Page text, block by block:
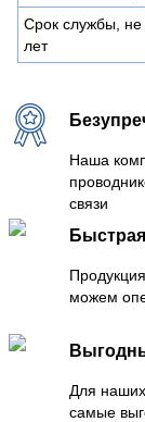
Срок службы, не
лет
Наша
связи
можем
Для
самые